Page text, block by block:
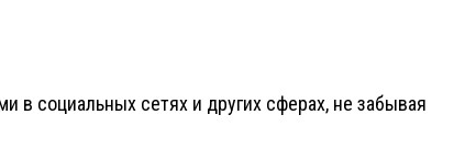
социальных сетях и других сферах, не забывая